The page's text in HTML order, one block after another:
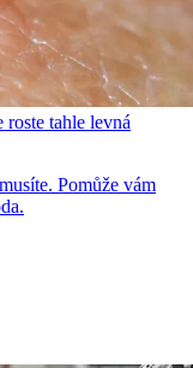
tahle levná
Pomůže vám